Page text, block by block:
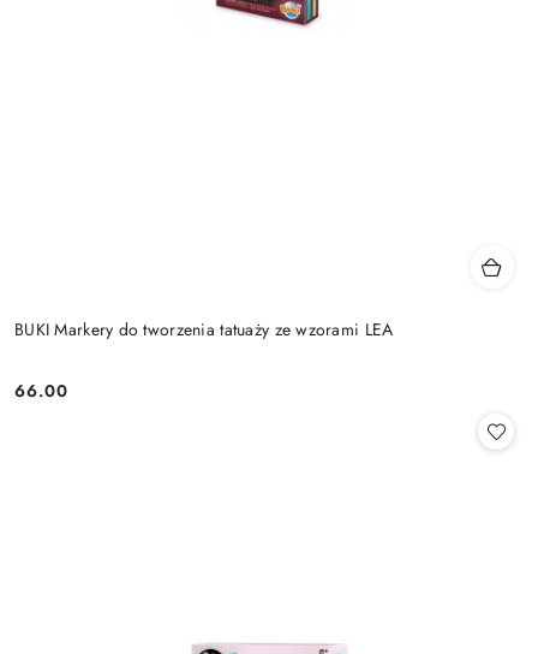
BUKI Markery do tworzenia tatuaży ze wzorami LEA
Cena:
66.00